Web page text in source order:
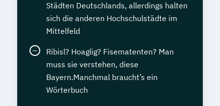
Städten Deutschlands, allerdings halten
sich die anderen Hochschulstädte im
Mittelfeld
Ribisl? Hoaglig? Fisematenten? Man
muss sie verstehen, diese
Bayern.Manchmal braucht’s ein
Wörterbuch